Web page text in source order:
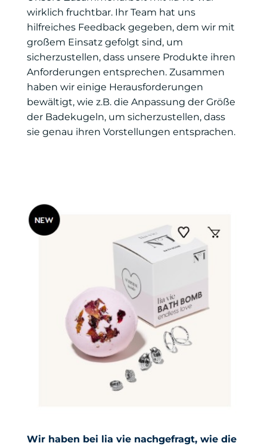
wirklich fruchtbar. Ihr Team hat uns
hilfreiches Feedback gegeben, dem wir mit
großem Einsatz gefolgt sind, um
sicherzustellen, dass unsere Produkte ihren
Anforderungen entsprechen. Zusammen
haben wir einige Herausforderungen
bewältigt, wie z.B. die Anpassung der Größe
der Badekugeln, um sicherzustellen, dass
sie genau ihren Vorstellungen entsprachen.
Wir haben bei lia vie nachgefragt, wie die